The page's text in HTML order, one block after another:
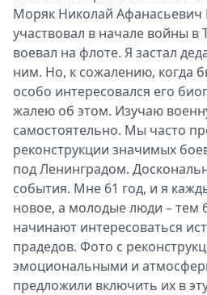
Моряк Николай
участвовал в начале войны в
воевал на флоте. Я застал
ним. Но, к сожалению, когда
особо интересовался его
жалею об этом. Изучаю
самостоятельно. Мы часто
реконструкции значимых
под Ленинградом.
события. Мне 61 год, и я
новое, а молодые люди – тем
начинают интересоваться
прадедов. Фото с
эмоциональными и
предложили включить их в